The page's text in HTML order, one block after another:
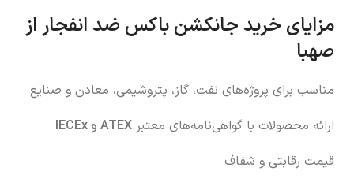
مزایای خرید جانکشن باکس ضد انفجار از
صهبا
مناسب برای پروژه‌های نفت، گاز، پتروشیمی، معادن و صنایع
ارائه محصولات با گواهی‌نامه‌های معتبر ATEX و IECEx
قیمت رقابتی و شفاف